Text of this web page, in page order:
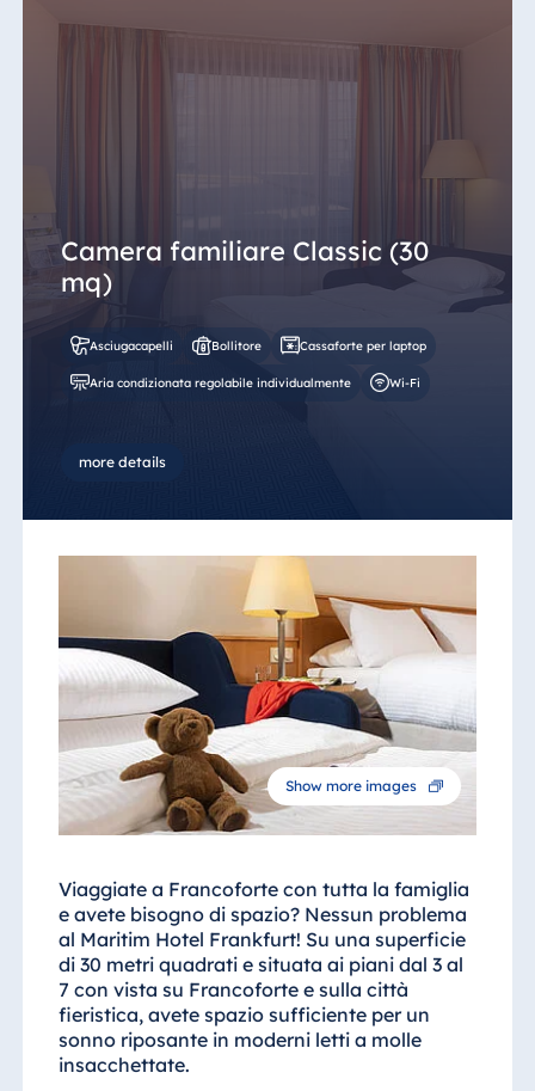
Camera familiare Classic (30
mq)
Asciugacapelli Bollitore Cassaforte per laptop
Aria condizionata regolabile individualmente Wi-Fi
more details
Show more images
Viaggiate a Francoforte con tutta la famiglia
e avete bisogno di spazio? Nessun problema
al Maritim Hotel Frankfurt! Su una superficie
di 30 metri quadrati e situata ai piani dal 3 al
7 con vista su Francoforte e sulla città
fieristica, avete spazio sufficiente per un
sonno riposante in moderni letti a molle
insacchettate.